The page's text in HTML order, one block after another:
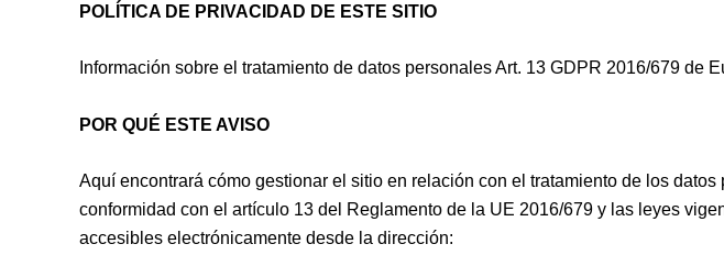
POLÍTICA DE PRIVACIDAD DE ESTE SITIO
Información sobre el tratamiento de datos personales Art. 13 GDPR 2016/679 de
POR QUÉ ESTE AVISO
Aquí encontrará cómo gestionar el sitio en relación con el tratamiento de los
conformidad con el artículo 13 del Reglamento de la UE 2016/679 y las leyes
accesibles electrónicamente desde la dirección: